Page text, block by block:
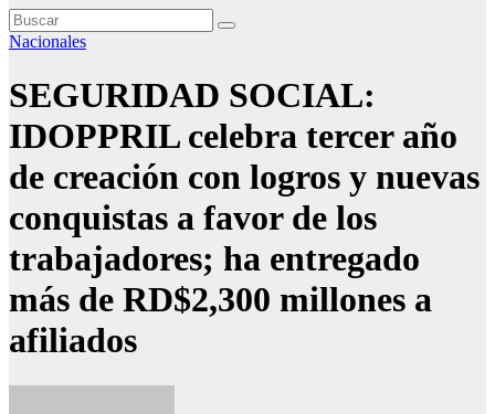
Nacionales
SEGURIDAD SOCIAL:
IDOPPRIL celebra tercer año
de creación con logros y nuevas
conquistas a favor de los
trabajadores; ha entregado
más de RD$2,300 millones a
afiliados